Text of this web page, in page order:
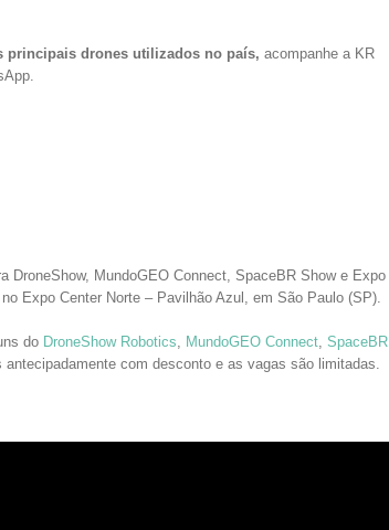
principais drones utilizados no país, acompanhe a KR
DroneShow, MundoGEO Connect, SpaceBR Show e Expo
Expo Center Norte – Pavilhão Azul, em São Paulo (SP).
do DroneShow Robotics, MundoGEO Connect, SpaceBR
com desconto e as vagas são limitadas.